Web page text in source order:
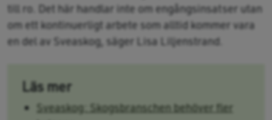
till ro. Det här handlar inte om engångsinsatser utan
om ett kontinuerligt arbete som alltid kommer vara
en del av Sveaskog, säger Lisa Liljenstrand.
Läs mer
Sveaskog: Skogsbranschen behöver fler